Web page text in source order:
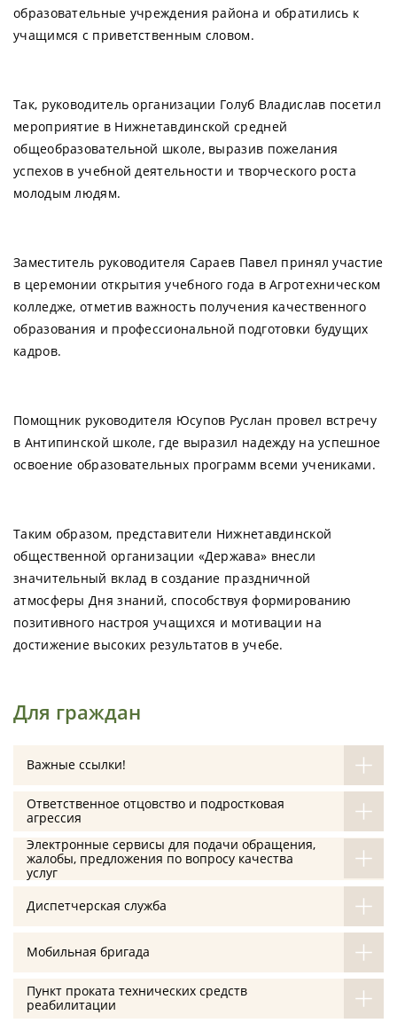
образовательные учреждения района и обратились к
учащимся с приветственным словом.
Так, руководитель организации Голуб Владислав посетил
мероприятие в Нижнетавдинской средней
общеобразовательной школе, выразив пожелания
успехов в учебной деятельности и творческого роста
молодым людям.
Заместитель руководителя Сараев Павел принял участие
в церемонии открытия учебного года в Агротехническом
колледже, отметив важность получения качественного
образования и профессиональной подготовки будущих
кадров.
Помощник руководителя Юсупов Руслан провел встречу
в Антипинской школе, где выразил надежду на успешное
освоение образовательных программ всеми учениками.
Таким образом, представители Нижнетавдинской
общественной организации «Держава» внесли
значительный вклад в создание праздничной
атмосферы Дня знаний, способствуя формированию
позитивного настроя учащихся и мотивации на
достижение высоких результатов в учебе.
Для граждан
Важные ссылки!
Ответственное отцовство и подростковая
агрессия
Электронные сервисы для подачи обращения,
жалобы, предложения по вопросу качества
услуг
Диспетчерская служба
Мобильная бригада
Пункт проката технических средств
реабилитации